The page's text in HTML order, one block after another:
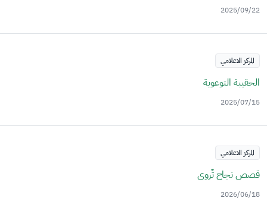
2025/09/22
المركز الاعلامي
الحقيبة التوعوية
2025/07/15
المركز الاعلامي
قصص نجاح تٌروى
2026/06/18